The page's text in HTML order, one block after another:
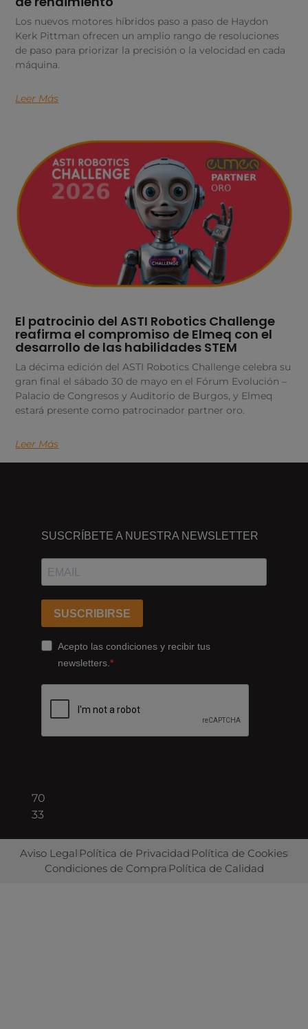
Los nuevos motores híbridos paso a paso de Haydon
Kerk Pittman ofrecen un amplio rango de resoluciones
de paso para priorizar la precisión o la velocidad en cada
máquina.
Leer Más
El patrocinio del ASTI Robotics Challenge
reafirma el compromiso de Elmeq con el
desarrollo de las habilidades STEM
La décima edición del ASTI Robotics Challenge celebra su
gran final el sábado 30 de mayo en el Fórum Evolución –
Palacio de Congresos y Auditorio de Burgos, y Elmeq
estará presente como patrocinador partner oro.
Leer Más
ESTAMOS
Passeig
dels
Ferrocarrils
Catalans
178,
Cornellà
08940
Barcelona
70
33
SUSCRÍBETE A NUESTRA NEWSLETTER
SUSCRIBIRSE
Acepto las condiciones y recibir tus
newsletters.
Aviso Legal Política de Privacidad Política de Cookies
Condiciones de Compra Política de Calidad